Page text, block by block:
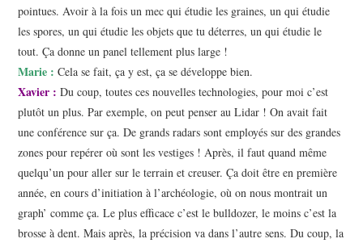
pointues. Avoir à la fois un mec qui étudie les graines, un qui étudie
les spores, un qui étudie les objets que tu déterres, un qui étudie le
tout. Ça donne un panel tellement plus large !
Marie :Cela se fait, ça y est, ça se développe bien.
Xavier : Du coup, toutes ces nouvelles technologies, pour moi c’est
plutôt un plus. Par exemple, on peut penser au Lidar ! On avait fait
une conférence sur ça. De grands radars sont employés sur des grandes
zones pour repérer où sont les vestiges ! Après, il faut quand même
quelqu’un pour aller sur le terrain et creuser. Ça doit être en première
année, en cours d’initiation à l’archéologie, où on nous montrait un
graph’ comme ça. Le plus efficace c’est le bulldozer, le moins c’est la
brosse à dent. Mais après, la précision va dans l’autre sens. Du coup, la